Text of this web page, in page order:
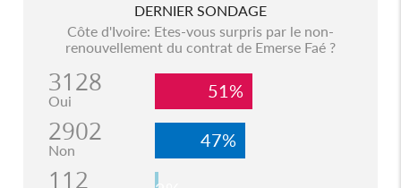
DERNIER SONDAGE
Côte d'Ivoire: Etes-vous surpris par le non-
renouvellement du contrat de Emerse Faé ?
3128
Oui 51%
2902
Non 47%
112